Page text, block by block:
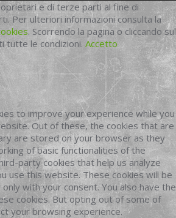
e di terze parti al fine di
Per ulteriori informazioni consulta la
. Scorrendo la pagina o cliccando sul
tutte le condizioni. Accetto
to improve your experience while you
Out of these, the cookies that are
are stored on your browser as they
of basic functionalities of the
party cookies that help us analyze
use this website. These cookies will be
with your consent. You also have the
cookies. But opting out of some of
your browsing experience.